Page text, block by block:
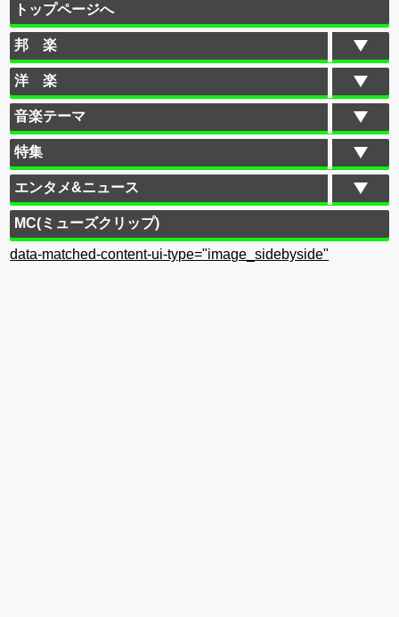
トップページへ
邦 楽
洋 楽
音楽テーマ
特集
エンタメ&ニュース
MC(ミューズクリップ)
data-matched-content-ui-type="image_sidebyside"